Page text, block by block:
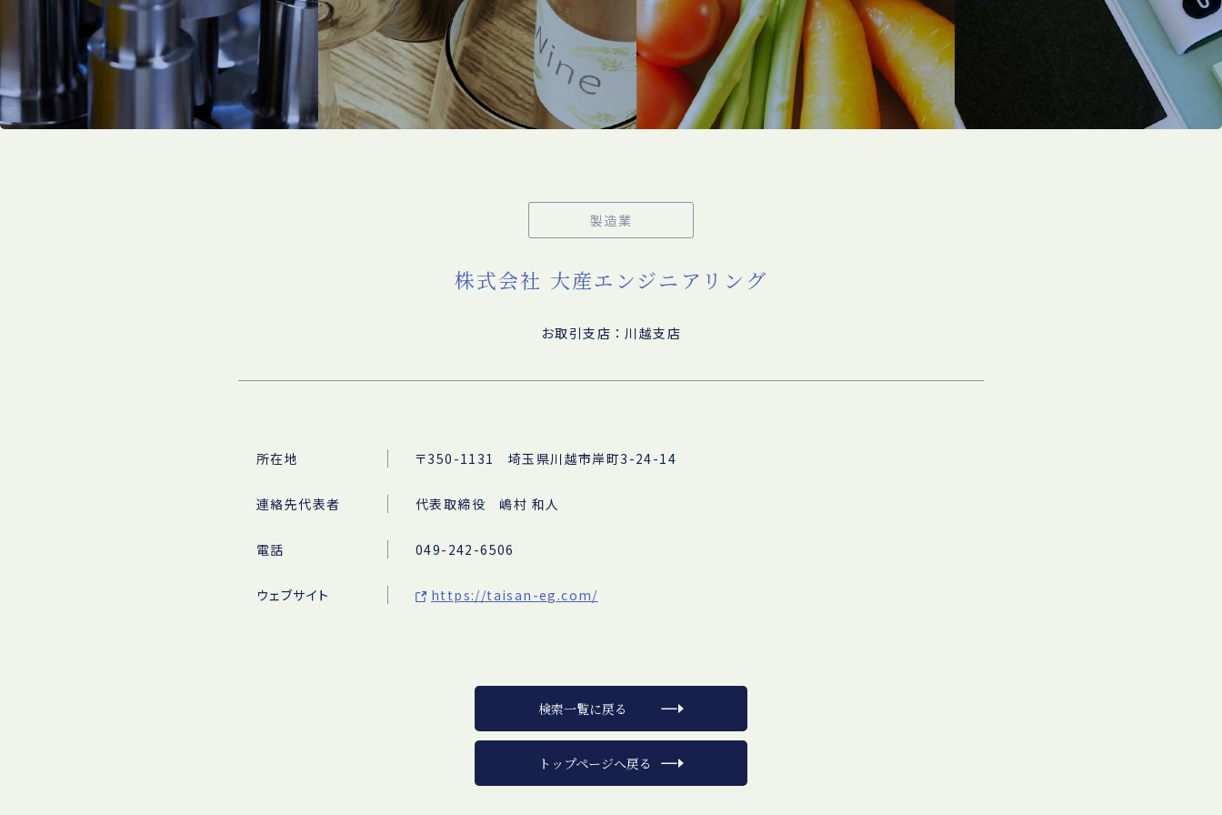
製造業
株式会社 大産エンジニアリング
お取引支店：川越支店
所在地 〒350-1131 埼玉県川越市岸町3-24-14
連絡先代表者 代表取締役 嶋村 和人
電話 049-242-6506
ウェブサイト https://taisan-eg.com/
検索一覧に戻る
トップページへ戻る